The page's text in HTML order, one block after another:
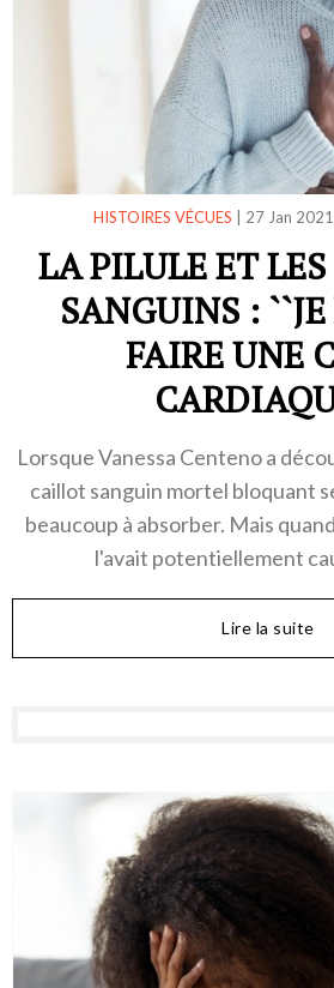
HISTOIRES VÉCUES | 27 Jan 2021
LA PILULE ET
SANGUINS :
FAIRE UNE
Lorsque Vanessa Centeno a
caillot sanguin mortel bloquant
beaucoup à absorber. Mais
l'avait potentiellement
Lire la suite